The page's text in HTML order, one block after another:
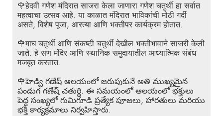
🌹हेदवी गणेश मंदिरात साजरा केला जाणारा गणेश चतुर्थी हा सर्वात
महत्वाचा उत्सव आहे. या काळात मंदिरात भाविकांची मोठी गर्दी
असते, विशेष पूजा, आरत्या आणि भक्तीपर कार्यक्रम होतात.
🌹माघ चतुर्थी आणि संकष्टी चतुर्थी देखील भक्तीभावाने साजरी केली
जाते. हे सण मंदिर आणि स्थानिक समुदायातील आध्यात्मिक संबंध
मजबूत करतात.
🌹హెడ్వి గణేష్ ఆలయంలో జరుపుకునే అతి ముఖ్యమైన
పండుగ గణేష్ చతుర్థి. ఈ సమయంలో ఆలయంలో భక్తులు
పెద్ద సంఖ్యలో గుమిగూడి ప్రత్యేక పూజలు, హారతులు మరియు
భక్తి కార్యక్రమాలు నిర్వహిస్తారు.